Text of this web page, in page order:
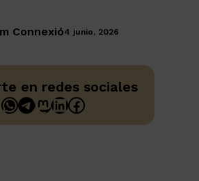
Connexió4 junio, 2026
en redes sociales
WhatsApp
Telegram
Mastodon
LinkedIn
Facebook